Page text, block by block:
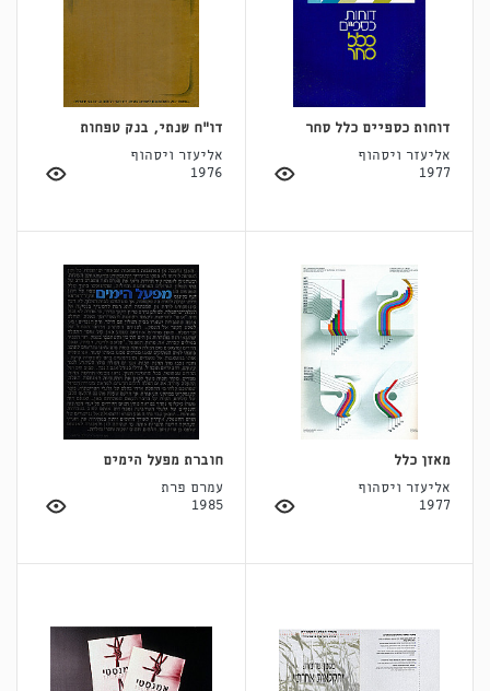
דוחות כספיים כלל סחר
אליעזר ויסהוף
1977
דו"ח שנתי, בנק טפחות
אליעזר ויסהוף
1976
מאזן כלל
אליעזר ויסהוף
1977
חוברת מפעל הימים
עמרם פרת
1985